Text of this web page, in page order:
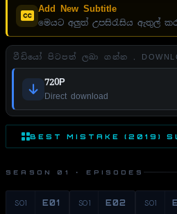
Add New Subtitle
මෙයට අලුත් උපසිරැසිය ඇතුල්
වීඩියෝ පිටපත් ලබා ගන්න .
720P
Direct download
BEST MISTAKE (2019)
SEASON 01 · EPISODES
S01 E01 S01 E02 S01